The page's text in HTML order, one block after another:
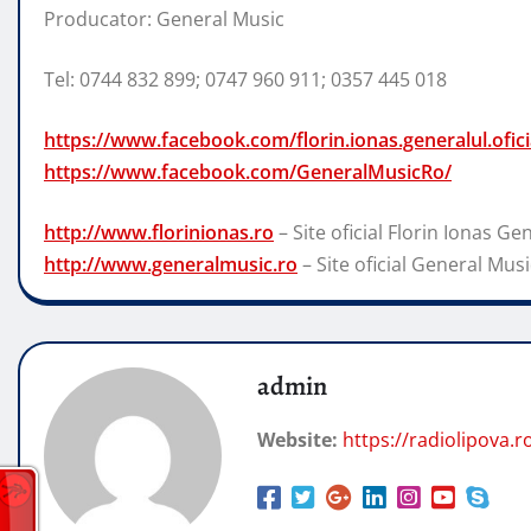
Producator: General Music
Tel: 0744 832 899; 0747 960 911; 0357 445 018
https://www.facebook.com/
https://www.facebook.com/GeneralMusicRo/
http://www.florinionas.ro – Site oficial Florin Ionas
http://www.generalmusic.ro – Site oficial General
admin
Website: https://